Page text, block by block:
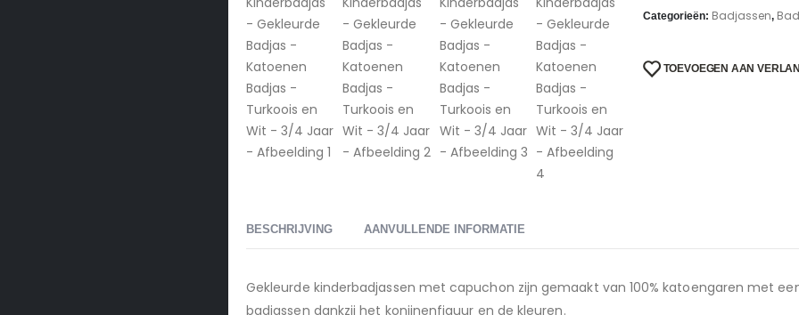
Categorieën: Badjassen,
TOEVOEGEN AAN
BESCHRIJVING AANVULLENDE INFORMATIE
Gekleurde kinderbadjassen met capuchon zijn gemaakt van 100% katoengaren met
badjassen dankzij het konijnenfiguur en de kleuren.